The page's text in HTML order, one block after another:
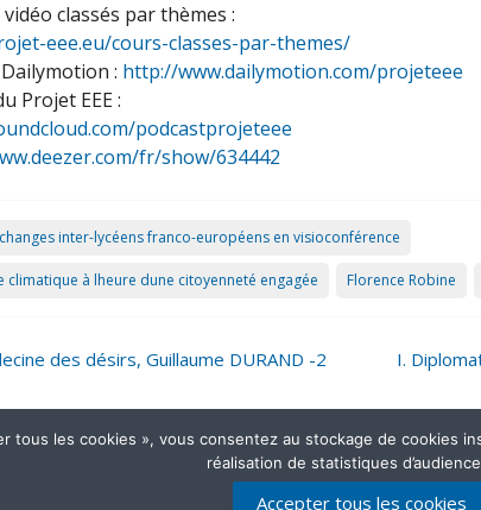
classés par thèmes :
eee.eu/cours-classes-par-themes/
Dailymotion : http://www.dailymotion.com/projeteee
Projet EEE :
podcastprojeteee
fr/show/634442
inter-lycéens franco-européens en visioconférence
climatique à lheure dune citoyenneté engagée Florence Robine
des désirs, Guillaume DURAND -2
I.
tous les cookies », vous consentez au stockage de cookies
réalisation de statistiques
Accepter tous les cookies